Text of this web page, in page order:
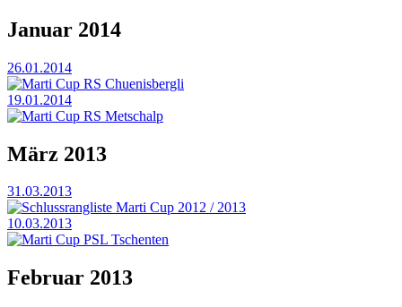
Januar 2014
26.01.2014
Marti Cup RS Chuenisbergli
19.01.2014
Marti Cup RS Metschalp
März 2013
31.03.2013
Schlussrangliste Marti Cup 2012 / 2013
10.03.2013
Marti Cup PSL Tschenten
Februar 2013